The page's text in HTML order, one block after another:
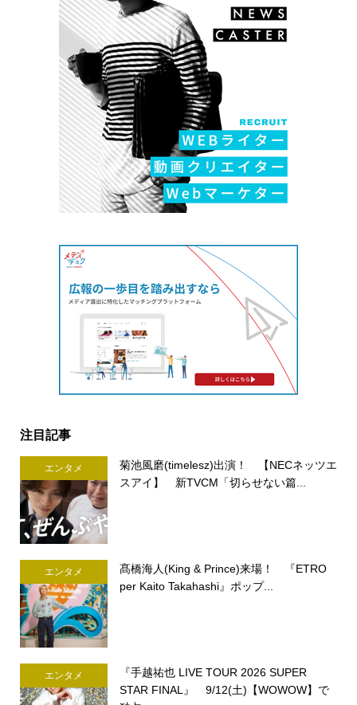
注目記事
エンタメ
菊池風磨(timelesz)出演！ 【NECネッツエ
スアイ】 新TVCM「切らせない篇...
エンタメ
髙橋海人(King & Prince)来場！ 『ETRO
per Kaito Takahashi』ポップ...
エンタメ
『手越祐也 LIVE TOUR 2026 SUPER
STAR FINAL』 9/12(土)【WOWOW】で